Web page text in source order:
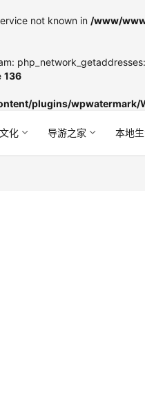
not known in /www/
136
plugins/wpwatermark/
化 导游之家 本地